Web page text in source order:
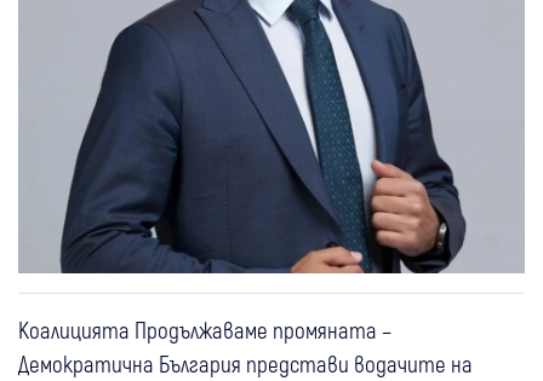
Коалицията Продължаваме промяната –
Демократична България представи водачите на